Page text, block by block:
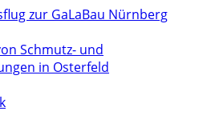
zur GaLaBau Nürnberg
Schmutz- und
in Osterfeld